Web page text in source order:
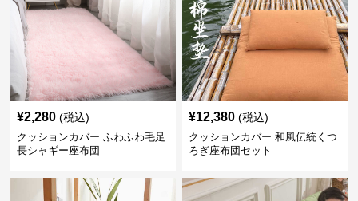
¥2,280 (税込)
クッションカバー ふわふわ毛足
長シャギー座布団
¥12,380 (税込)
クッションカバー 和風伝統くつ
ろぎ座布団セット